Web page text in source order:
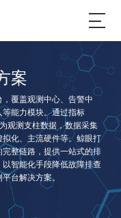
案
覆盖观测中心、告警中
能力模块。通过指标
观测支柱数据，数据采集
化、主流硬件等。鲸眼打
整链路，提供一站式的排
智能化手段降低故障排查
台解决方案。